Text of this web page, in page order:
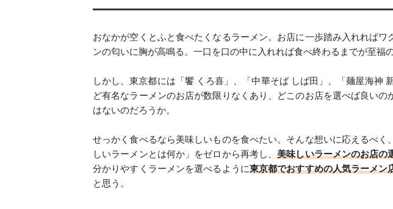
おなかが空くとふと食べたくなるラーメン。お店に一歩踏み入れればワ
ンの匂いに胸が高鳴る。一口を口の中に入れれば食べ終わるまでが至福の
しかし、東京都には「饗 くろ喜」、「中華そば しば田」、「麺屋海神
ど有名なラーメンのお店が数限りなくあり、どこのお店を選べば良い
はないのだろうか。
せっかく食べるなら美味しいものを食べたい。そんな想いに応えるべく
しいラーメンとは何か」をゼロから再考し、美味しいラーメンのお店の
分かりやすくラーメンを選べるように東京都でおすすめの人気ラーメン
と思う。